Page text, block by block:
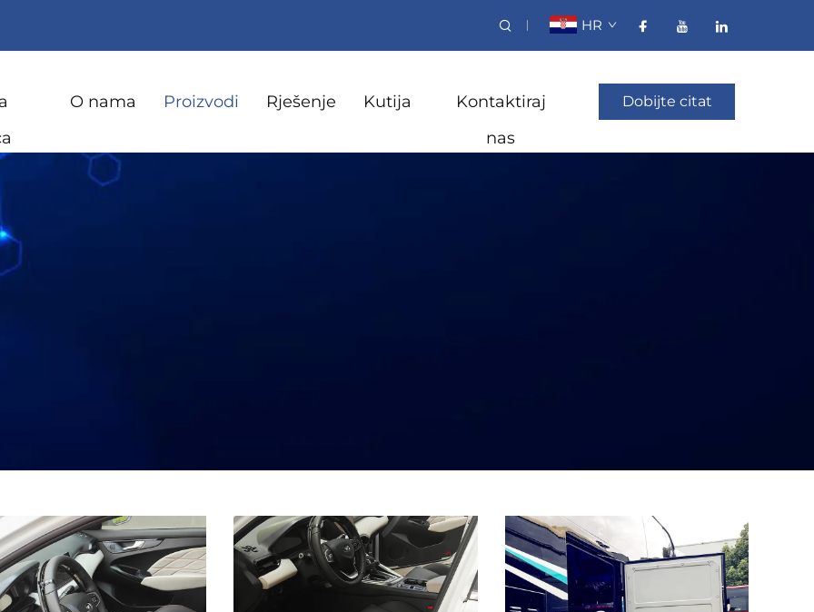
HR
O nama Proizvodi Rješenje Kutija
Kontaktiraj
nas
Dobijte citat